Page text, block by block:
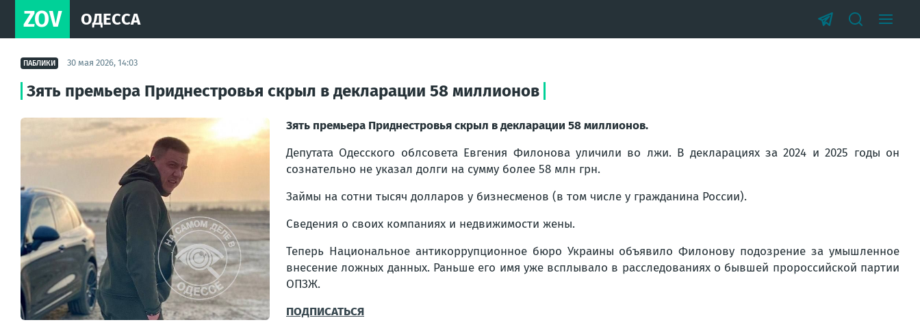
ZOV ОДЕССА
ПАБЛИКИ 30 мая 2026, 14:03
Зять премьера Приднестровья скрыл в декларации 58 миллионов
Зять премьера Приднестровья скрыл в декларации 58 миллионов.
Депутата Одесского облсовета Евгения Филонова уличили во лжи. В декларациях за 2024 и 2025 годы он
сознательно не указал долги на сумму более 58 млн грн.
Займы на сотни тысяч долларов у бизнесменов (в том числе у гражданина России).
Сведения о своих компаниях и недвижимости жены.
Теперь Национальное антикоррупционное бюро Украины объявило Филонову подозрение за умышленное
внесение ложных данных. Раньше его имя уже всплывало в расследованиях о бывшей пророссийской партии
ОПЗЖ.
ПОДПИСАТЬСЯ